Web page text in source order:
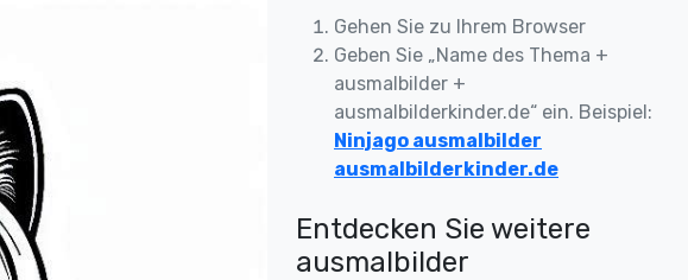
Gehen Sie zu Ihrem Browser
Geben Sie „Name des Thema +
ausmalbilder +
ausmalbilderkinder.de“ ein. Beispiel:
Ninjago ausmalbilder
ausmalbilderkinder.de
Entdecken Sie weitere
ausmalbilder